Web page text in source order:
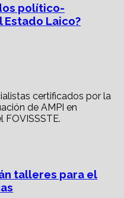
político-
Laico?
talleres para el